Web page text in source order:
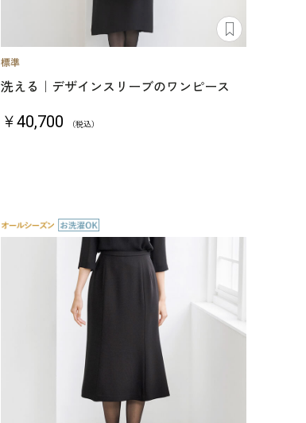
洗える｜デザインスリーブのワンピース
￥40,700 （税込）